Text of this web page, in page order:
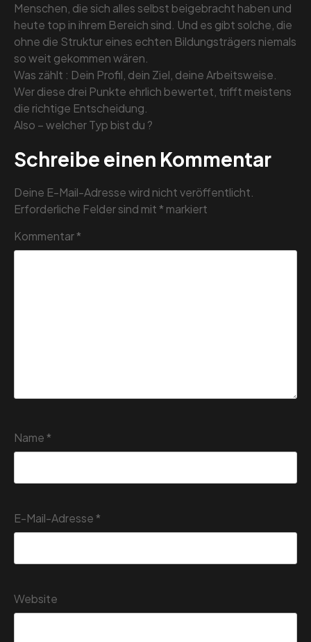
Menschen, die sich alles selbst beigebracht haben und
heute top in ihrem Bereich sind. Und es gibt solche, die
ohne die Struktur eines echten Bildungsträgers niemals
so weit gekommen wären.
Was zählt : Dein Profil, dein Ziel, deine Arbeitsweise.
Wer diese drei Punkte ehrlich bewertet, trifft meistens
die richtige Entscheidung.
Also – welcher Typ bist du ?
Schreibe einen Kommentar
Deine E-Mail-Adresse wird nicht veröffentlicht.
Erforderliche Felder sind mit* markiert
Kommentar*
Name*
E-Mail-Adresse*
Website